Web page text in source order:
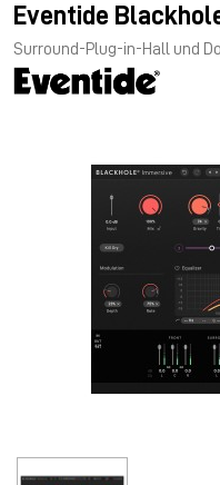
Eventide
Surround-Plug-in-Hall und